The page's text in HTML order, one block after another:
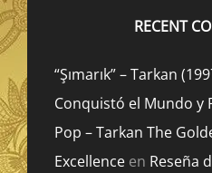
RECENT
“Şımarık” – Tarkan
Conquistó el Mundo y
Pop – Tarkan The
Excellence en Reseña